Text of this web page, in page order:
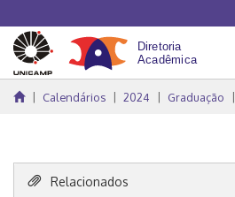
Calendários 2024 Graduação
Relacionados